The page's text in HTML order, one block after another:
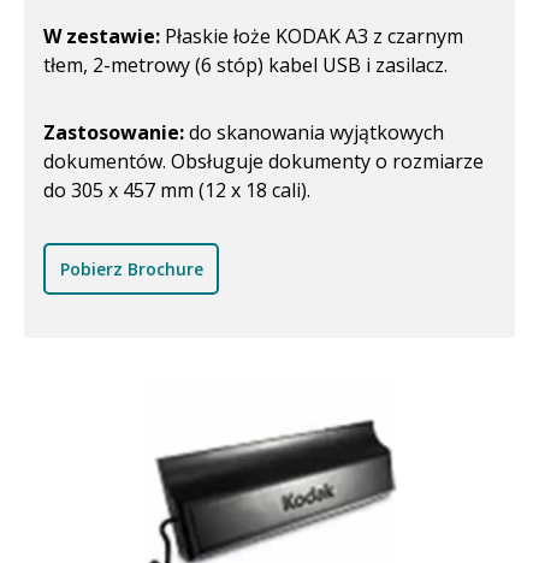
W zestawie: Płaskie łoże KODAK A3 z czarnym
tłem, 2-metrowy (6 stóp) kabel USB i zasilacz.
Zastosowanie:do skanowania wyjątkowych
dokumentów. Obsługuje dokumenty o rozmiarze
do 305 x 457 mm (12 x 18 cali).
Pobierz Brochure